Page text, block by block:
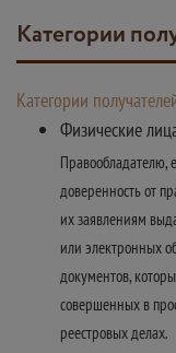
Категории
Категории
Физические
Правообладателю,
доверенность от
их заявлениям
или электронных
документов,
совершенных в
реестровых делах.